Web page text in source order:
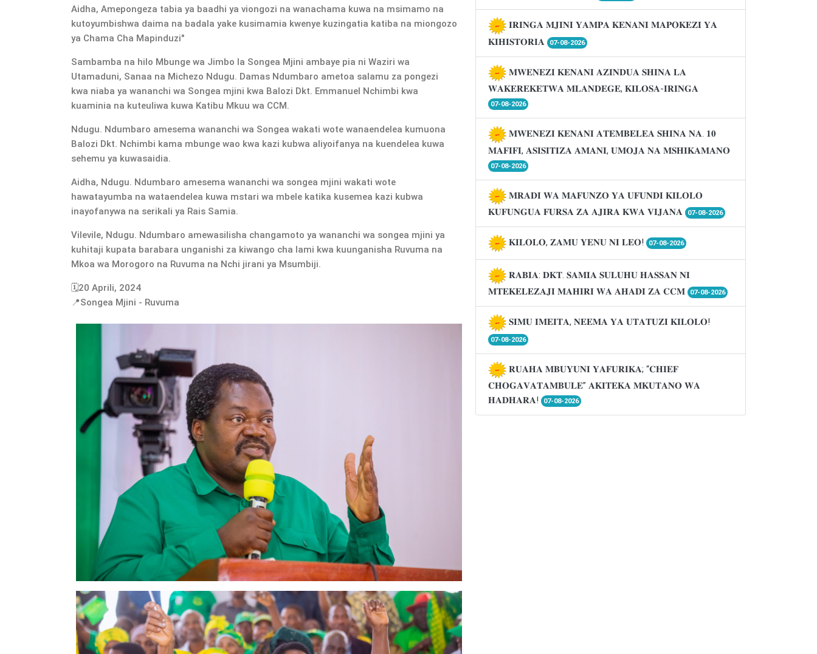
Aidha, Amepongeza tabia ya baadhi ya viongozi na wanachama kuwa na msimamo na
kutoyumbishwa daima na badala yake kusimamia kwenye kuzingatia katiba na miongozo
ya Chama Cha Mapinduzi"
Sambamba na hilo Mbunge wa Jimbo la Songea Mjini ambaye pia ni Waziri wa
Utamaduni, Sanaa na Michezo Ndugu. Damas Ndumbaro ametoa salamu za pongezi
kwa niaba ya wananchi wa Songea mjini kwa Balozi Dkt. Emmanuel Nchimbi kwa
kuaminia na kuteuliwa kuwa Katibu Mkuu wa CCM.
Ndugu. Ndumbaro amesema wananchi wa Songea wakati wote wanaendelea kumuona
Balozi Dkt. Nchimbi kama mbunge wao kwa kazi kubwa aliyoifanya na kuendelea kuwa
sehemu ya kuwasaidia.
Aidha, Ndugu. Ndumbaro amesema wananchi wa songea mjini wakati wote
hawatayumba na wataendelea kuwa mstari wa mbele katika kusemea kazi kubwa
inayofanywa na serikali ya Rais Samia.
Vilevile, Ndugu. Ndumbaro amewasilisha changamoto ya wananchi wa songea mjini ya
kuhitaji kupata barabara unganishi za kiwango cha lami kwa kuunganisha Ruvuma na
Mkoa wa Morogoro na Ruvuma na Nchi jirani ya Msumbiji.
🗓️20 Aprili, 2024
📍Songea Mjini - Ruvuma
𝐈𝐑𝐈𝐍𝐆𝐀 𝐌𝐉𝐈𝐍𝐈 𝐘𝐀𝐌𝐏𝐀 𝐊𝐄𝐍𝐀𝐍𝐈 𝐌𝐀𝐏𝐎𝐊𝐄𝐙𝐈 𝐘𝐀
𝐊𝐈𝐇𝐈𝐒𝐓𝐎𝐑𝐈𝐀
07-08-2026
𝐌𝐖𝐄𝐍𝐄𝐙𝐈 𝐊𝐄𝐍𝐀𝐍𝐈 𝐀𝐙𝐈𝐍𝐃𝐔𝐀 𝐒𝐇𝐈𝐍𝐀 𝐋𝐀
𝐖𝐀𝐊𝐄𝐑𝐄𝐊𝐄𝐓𝐖𝐀 𝐌𝐋𝐀𝐍𝐃𝐄𝐆𝐄, 𝐊𝐈𝐋𝐎𝐒𝐀-𝐈𝐑𝐈𝐍𝐆𝐀
07-08-2026
𝐌𝐖𝐄𝐍𝐄𝐙𝐈 𝐊𝐄𝐍𝐀𝐍𝐈 𝐀𝐓𝐄𝐌𝐁𝐄𝐋𝐄𝐀 𝐒𝐇𝐈𝐍𝐀 𝐍𝐀. 𝟏𝟎
𝐌𝐀𝐅𝐈𝐅𝐈, 𝐀𝐒𝐈𝐒𝐈𝐓𝐈𝐙𝐀 𝐀𝐌𝐀𝐍𝐈, 𝐔𝐌𝐎𝐉𝐀 𝐍𝐀 𝐌𝐒𝐇𝐈𝐊𝐀𝐌𝐀𝐍𝐎
07-08-2026
𝐌𝐑𝐀𝐃𝐈 𝐖𝐀 𝐌𝐀𝐅𝐔𝐍𝐙𝐎 𝐘𝐀 𝐔𝐅𝐔𝐍𝐃𝐈 𝐊𝐈𝐋𝐎𝐋𝐎
𝐊𝐔𝐅𝐔𝐍𝐆𝐔𝐀 𝐅𝐔𝐑𝐒𝐀 𝐙𝐀 𝐀𝐉𝐈𝐑𝐀 𝐊𝐖𝐀 𝐕𝐈𝐉𝐀𝐍𝐀
07-08-2026
𝐊𝐈𝐋𝐎𝐋𝐎, 𝐙𝐀𝐌𝐔 𝐘𝐄𝐍𝐔 𝐍𝐈 𝐋𝐄𝐎! 07-08-2026
𝐑𝐀𝐁𝐈𝐀: 𝐃𝐊𝐓. 𝐒𝐀𝐌𝐈𝐀 𝐒𝐔𝐋𝐔𝐇𝐔 𝐇𝐀𝐒𝐒𝐀𝐍 𝐍𝐈
𝐌𝐓𝐄𝐊𝐄𝐋𝐄𝐙𝐀𝐉𝐈 𝐌𝐀𝐇𝐈𝐑𝐈 𝐖𝐀 𝐀𝐇𝐀𝐃𝐈 𝐙𝐀 𝐂𝐂𝐌
07-08-2026
𝐒𝐈𝐌𝐔 𝐈𝐌𝐄𝐈𝐓𝐀, 𝐍𝐄𝐄𝐌𝐀 𝐘𝐀 𝐔𝐓𝐀𝐓𝐔𝐙𝐈 𝐊𝐈𝐋𝐎𝐋𝐎!
07-08-2026
𝐑𝐔𝐀𝐇𝐀 𝐌𝐁𝐔𝐘𝐔𝐍𝐈 𝐘𝐀𝐅𝐔𝐑𝐈𝐊𝐀; “𝐂𝐇𝐈𝐄𝐅
𝐂𝐇𝐎𝐆𝐀𝐕𝐀𝐓𝐀𝐌𝐁𝐔𝐋𝐄” 𝐀𝐊𝐈𝐓𝐄𝐊𝐀 𝐌𝐊𝐔𝐓𝐀𝐍𝐎 𝐖𝐀
𝐇𝐀𝐃𝐇𝐀𝐑𝐀!
07-08-2026